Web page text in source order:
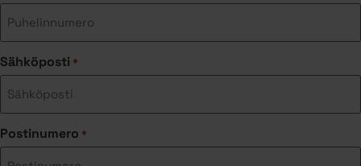
Sähköposti *
Postinumero *